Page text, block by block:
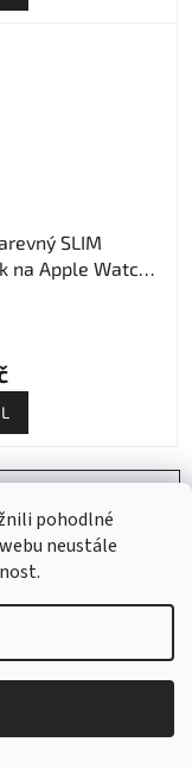
pohodlné
neustále
SLIM
na Apple Watch -